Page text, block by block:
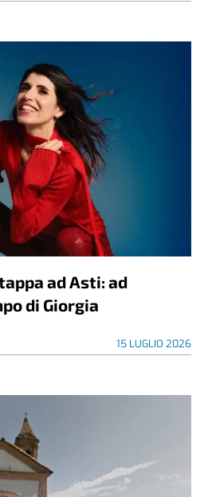
ad Asti: ad
di Giorgia
15 LUGLIO 2026